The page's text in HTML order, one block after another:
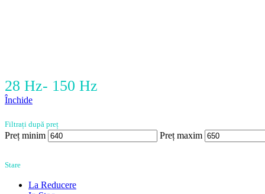
28 Hz- 150 Hz
Închide
Filtrați după preț
Preț minim Preț maxim
Stare
La Reducere